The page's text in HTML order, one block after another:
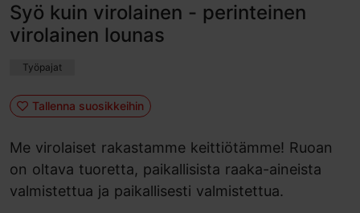
Syö kuin virolainen - perinteinen
virolainen lounas
Työpajat
Tallenna suosikkeihin
Me virolaiset rakastamme keittiötämme! Ruoan
on oltava tuoretta, paikallisista raaka-aineista
valmistettua ja paikallisesti valmistettua.